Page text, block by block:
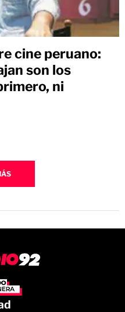
cine peruano:
son los
ni